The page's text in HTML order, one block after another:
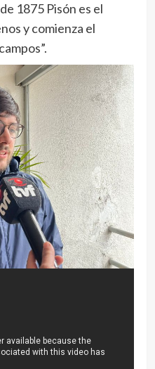
1875 Pisón es el
y comienza el